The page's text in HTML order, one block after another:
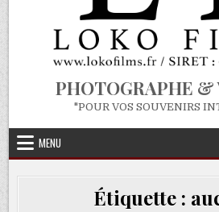
PHOTOGRAPHE &
"POUR VOS SOUVENIRS
MENU
Étiquette :